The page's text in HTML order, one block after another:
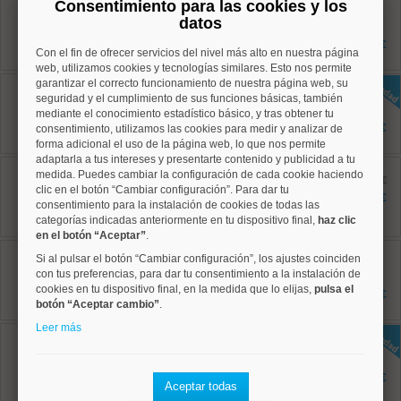
Ref: 50004804
1 baños
2.000 €
Centro, Embajadores
Ref: 50004809
95 m²
2 dormitorios
2 baños
2.250 €
Centro, Palacio
Ref: 50004706
95 m²
2 dormitorios
1 baños
antes 2.800 €
2.400 €
Ref: 50004797
97 m²
2 dormitorios
2 baños
2.550 €
2 dormitorios
1 baños
1.950 €
Consentimiento para las cookies y los
datos
Con el fin de ofrecer servicios del nivel más alto en nuestra página
web, utilizamos cookies y tecnologías similares. Esto nos permite
garantizar el correcto funcionamiento de nuestra página web, su
seguridad y el cumplimiento de sus funciones básicas, también
mediante el conocimiento estadístico básico, y tras obtener tu
consentimiento, utilizamos las cookies para medir y analizar de
forma adicional el uso de la página web, lo que nos permite
adaptarla a tus intereses y presentarte contenido y publicidad a tu
medida. Puedes cambiar la configuración de cada cookie haciendo
clic en el botón “Cambiar configuración”. Para dar tu
consentimiento para la instalación de cookies de todas las
categorías indicadas anteriormente en tu dispositivo final, haz clic
en el botón “Aceptar”.
Si al pulsar el botón “Cambiar configuración”, los ajustes coinciden
con tus preferencias, para dar tu consentimiento a la instalación de
cookies en tu dispositivo final, en la medida que lo elijas, pulsa el
botón “Aceptar cambio”.
Leer más
Aceptar todas